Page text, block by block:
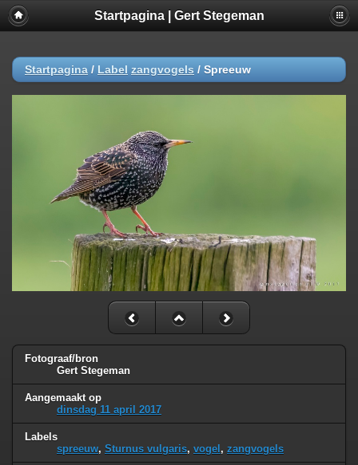
Startpagina | Gert Stegeman
Startpagina / Label zangvogels / Spreeuw
Fotograaf/bron
Gert Stegeman
Aangemaakt op
dinsdag 11 april 2017
Labels
spreeuw, Sturnus vulgaris, vogel, zangvogels